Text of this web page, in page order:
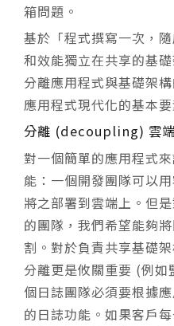
箱問題。
基於「程式撰寫一次，
和效能獨立在共享的基
分離應用程式與基礎架
應用程式現代化的基本要
分離 (decoupling) 雲
對一個簡單的應用程式
能：一個開發團隊可以
將之部署到雲端上。但
的團隊，我們希望能夠
割。對於負責共享基礎
分離更是攸關重要 (例
個日誌團隊必須要根據
的日誌功能。如果客戶